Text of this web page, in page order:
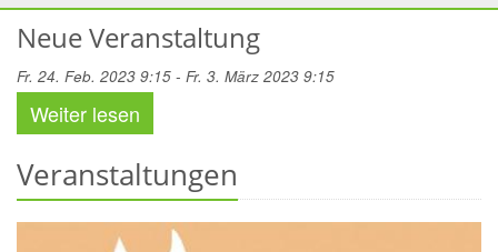
Neue Veranstaltung
Fr. 24. Feb. 2023 9:15 - Fr. 3. März 2023 9:15
Weiter lesen
Veranstaltungen